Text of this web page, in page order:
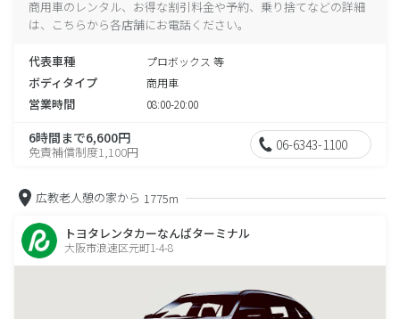
商用車のレンタル、お得な割引料金や予約、乗り捨てなどの詳細
は、こちらから各店舗にお電話ください。
代表車種 プロボックス 等
ボディタイプ 商用車
営業時間 08:00-20:00
6時間まで6,600円
免責補償制度1,100円 06-6343-1100
広教老人憩の家から 1775m
トヨタレンタカーなんばターミナル
大阪市浪速区元町1-4-8